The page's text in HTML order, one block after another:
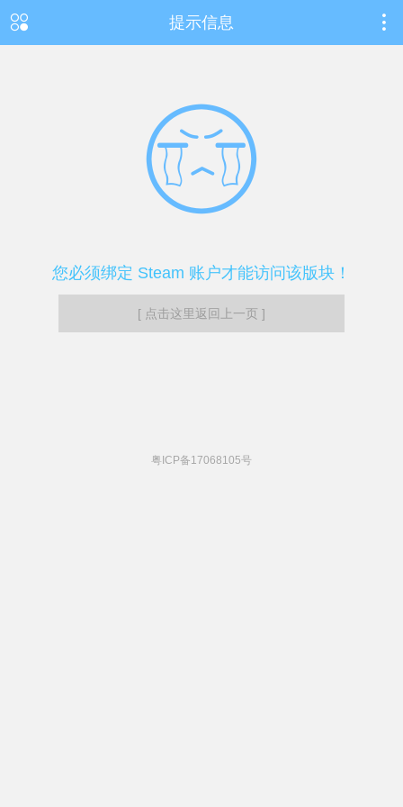
提示信息
您必须绑定 Steam 账户才能访问该版块！
[ 点击这里返回上一页 ]
粤ICP备17068105号